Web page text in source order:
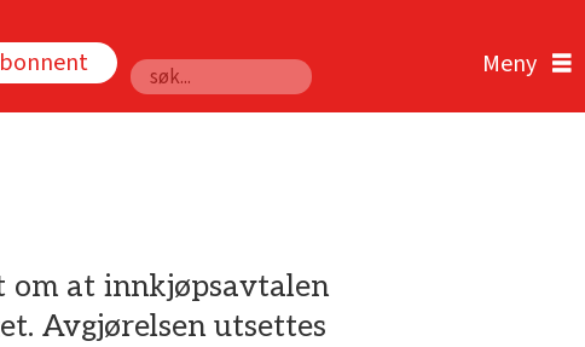
Søk
om at innkjøpsavtalen
Avgjørelsen utsettes